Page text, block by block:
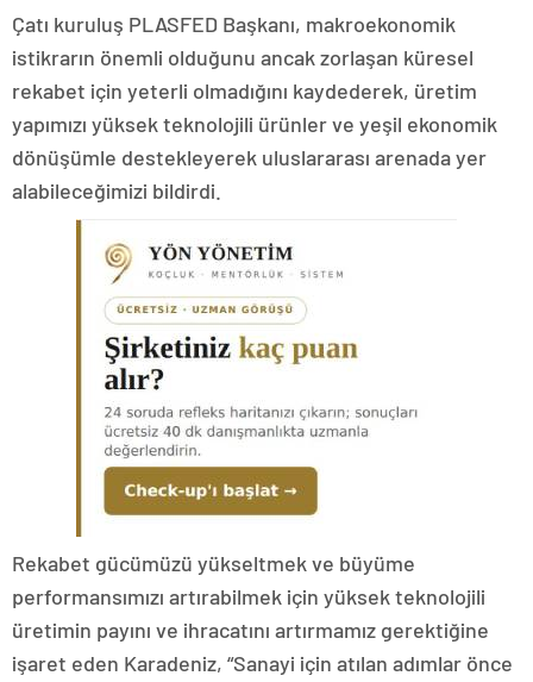
Çatı kuruluş PLASFED Başkanı, makroekonomik
istikrarın önemli olduğunu ancak zorlaşan küresel
rekabet için yeterli olmadığını kaydederek, üretim
yapımızı yüksek teknolojili ürünler ve yeşil ekonomik
dönüşümle destekleyerek uluslararası arenada yer
alabileceğimizi bildirdi.
Rekabet gücümüzü yükseltmek ve büyüme
performansımızı artırabilmek için yüksek teknolojili
üretimin payını ve ihracatını artırmamız gerektiğine
işaret eden Karadeniz, “Sanayi için atılan adımlar önce